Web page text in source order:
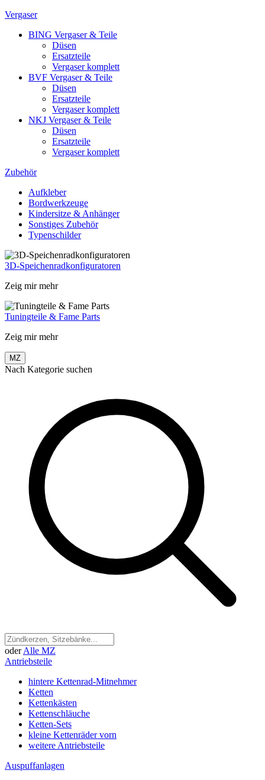
Vergaser
BING Vergaser & Teile
Düsen
Ersatzteile
Vergaser komplett
BVF Vergaser & Teile
Düsen
Ersatzteile
Vergaser komplett
NKJ Vergaser & Teile
Düsen
Ersatzteile
Vergaser komplett
Zubehör
Aufkleber
Bordwerkzeuge
Kindersitze & Anhänger
Sonstiges Zubehör
Typenschilder
3D-Speichenradkonfiguratoren
Zeig mir mehr
Tuningteile & Fame Parts
Zeig mir mehr
MZ
Nach Kategorie suchen
oder Alle MZ
Antriebsteile
hintere Kettenrad-Mitnehmer
Ketten
Kettenkästen
Kettenschläuche
Ketten-Sets
kleine Kettenräder vorn
weitere Antriebsteile
Auspuffanlagen